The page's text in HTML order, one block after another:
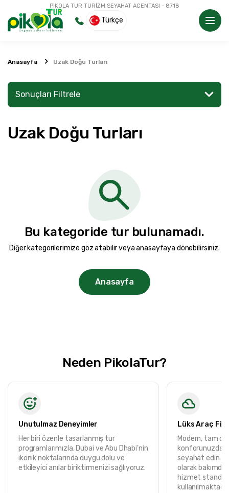
PİKOLA TUR TURİZM SEYAHAT ACENTASI - 8718
Türkçe
Anasayfa Uzak Doğu Turları
Sonuçları Filtrele
Bir yer veya aktivite arayın
Keşfet
Fiyat Aralığı
200000 TRY +
2 Gece 4 Gün
3 Gece 5 Gün
9 Gece 10 Gün
Uzak Doğu Turları
Bu kategoride tur bulunamadı.
Diğer kategorilerimize göz atabilir veya anasayfaya dönebilirsiniz.
Anasayfa
Neden PikolaTur?
Unutulmaz Deneyimler
Her biri özenle tasarlanmış tur
programlarımızla, Dubai ve Abu Dhabi’nin
ikonik noktalarında duygu dolu ve
etkileyici anılar biriktirmenizi sağlıyoruz.
Lüks Araç
Modern, tam
seyahat edin.
olarak
hizmet
kullanılmaktadır.